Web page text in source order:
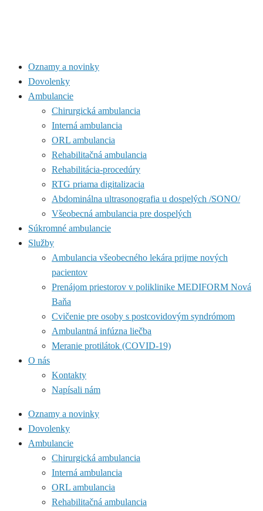
Oznamy a novinky
Dovolenky
Ambulancie
Chirurgická ambulancia
Interná ambulancia
ORL ambulancia
Rehabilitačná ambulancia
Rehabilitácia-procedúry
RTG priama digitalizacia
Abdominálna ultrasonografia u dospelých /SONO/
Všeobecná ambulancia pre dospelých
Súkromné ambulancie
Služby
Ambulancia všeobecného lekára prijme nových
pacientov
Prenájom priestorov v poliklinike MEDIFORM Nová
Baňa
Cvičenie pre osoby s postcovidovým syndrómom
Ambulantná infúzna liečba
Meranie protilátok (COVID-19)
O nás
Kontakty
Napísali nám
Oznamy a novinky
Dovolenky
Ambulancie
Chirurgická ambulancia
Interná ambulancia
ORL ambulancia
Rehabilitačná ambulancia